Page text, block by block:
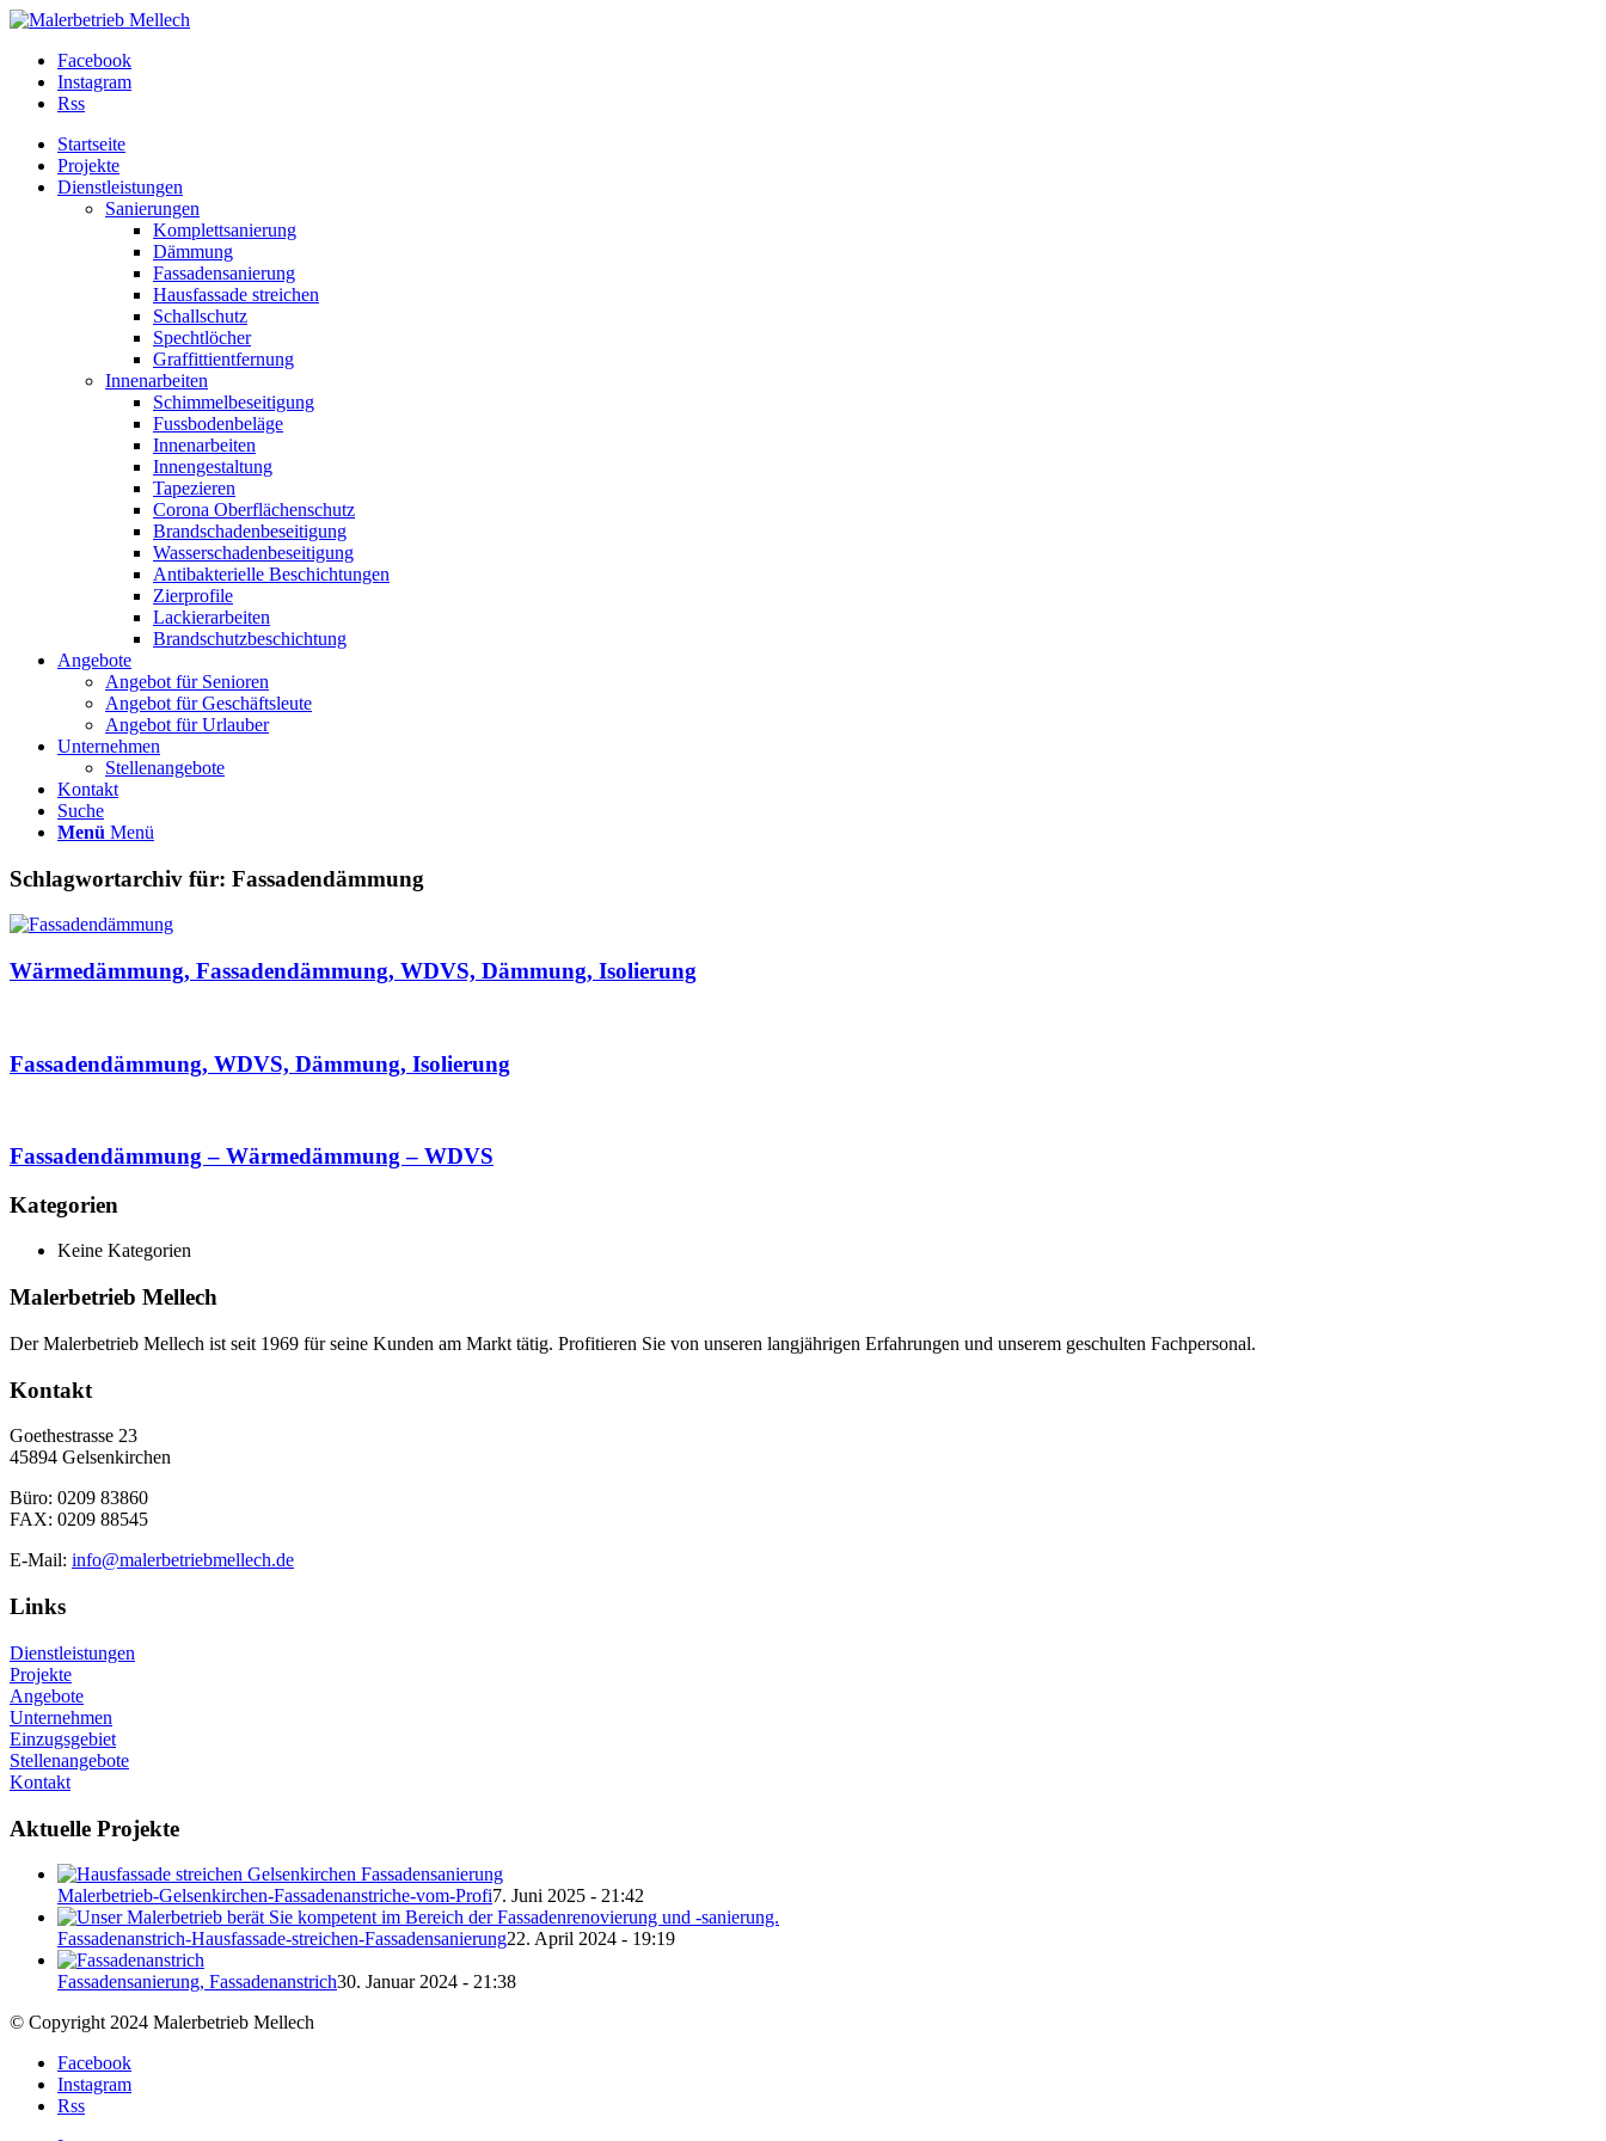
Facebook
Instagram
Rss
Startseite
Projekte
Dienstleistungen
Sanierungen
Komplettsanierung
Dämmung
Fassadensanierung
Hausfassade streichen
Schallschutz
Spechtlöcher
Graffittientfernung
Innenarbeiten
Schimmelbeseitigung
Fussbodenbeläge
Innenarbeiten
Innengestaltung
Tapezieren
Corona Oberflächenschutz
Brandschadenbeseitigung
Wasserschadenbeseitigung
Antibakterielle Beschichtungen
Zierprofile
Lackierarbeiten
Brandschutzbeschichtung
Angebote
Angebot für Senioren
Angebot für Geschäftsleute
Angebot für Urlauber
Unternehmen
Stellenangebote
Kontakt
Suche
Menü Menü
Schlagwortarchiv für: Fassadendämmung
Wärmedämmung, Fassadendämmung, WDVS, Dämmung, Isolierung
Fassadendämmung, WDVS, Dämmung, Isolierung
Fassadendämmung – Wärmedämmung – WDVS
Kategorien
Keine Kategorien
Malerbetrieb Mellech
Der Malerbetrieb Mellech ist seit 1969 für seine Kunden am Markt tätig. Profitieren Sie von unseren langjährigen Erfahrungen und unserem geschulten Fachpersonal.
Kontakt
Goethestrasse 23
45894 Gelsenkirchen
Büro: 0209 83860
FAX: 0209 88545
E-Mail: info@malerbetriebmellech.de
Links
Dienstleistungen
Projekte
Angebote
Unternehmen
Einzugsgebiet
Stellenangebote
Kontakt
Aktuelle Projekte
Malerbetrieb-Gelsenkirchen-Fassadenanstriche-vom-Profi7. Juni 2025 - 21:42
Fassadenanstrich-Hausfassade-streichen-Fassadensanierung22. April 2024 - 19:19
Fassadensanierung, Fassadenanstrich30. Januar 2024 - 21:38
© Copyright 2024 Malerbetrieb Mellech
Facebook
Instagram
Rss